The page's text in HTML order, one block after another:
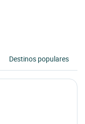
Destinos populares